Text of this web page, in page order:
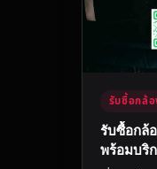
รับซื้อกล้อ
รับซื้อกล้
พร้อมบริ